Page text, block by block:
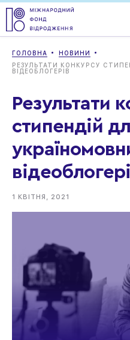
ГОЛОВНА
НОВИНИ
РЕЗУЛЬТАТИ КОНКУРСУ
ВІДЕОБЛОГЕРІВ
Результати
стипендій
1 КВІТНЯ, 2021